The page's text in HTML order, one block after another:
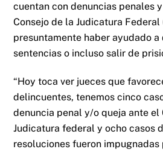
cuentan con denuncias penales
Consejo de la Judicatura Federal
presuntamente haber ayudado
sentencias o incluso salir de
“Hoy toca ver jueces que
delincuentes, tenemos cinco
denuncia penal y/o queja ante el
Judicatura federal y ocho casos
resoluciones fueron